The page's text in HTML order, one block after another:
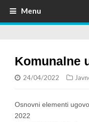
Menu
Komunalne
24/04/2022
Osnovni elementi
2022